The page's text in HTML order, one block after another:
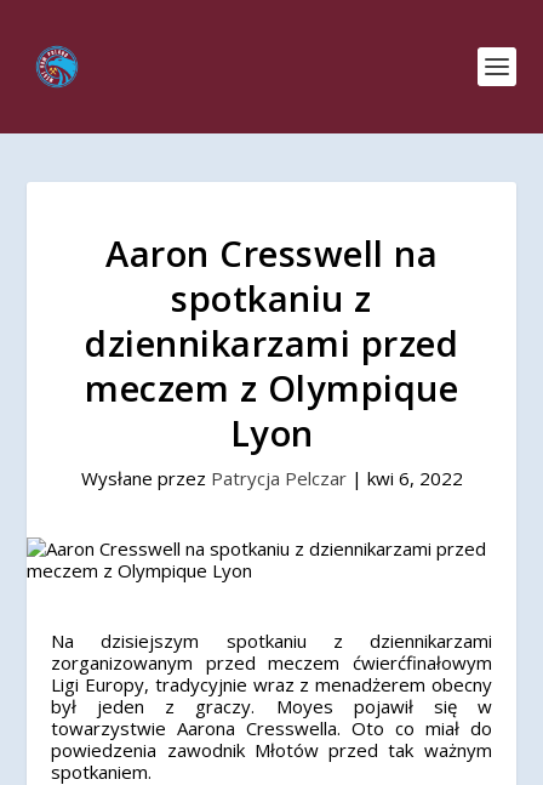
Aaron Cresswell na
spotkaniu z
dziennikarzami przed
meczem z Olympique
Lyon
Wysłane przez Patrycja Pelczar| kwi 6, 2022
Na dzisiejszym spotkaniu z dziennikarzami
zorganizowanym przed meczem ćwierćfinałowym
Ligi Europy, tradycyjnie wraz z menadżerem obecny
był jeden z graczy. Moyes pojawił się w
towarzystwie Aarona Cresswella. Oto co miał do
powiedzenia zawodnik Młotów przed tak ważnym
spotkaniem.